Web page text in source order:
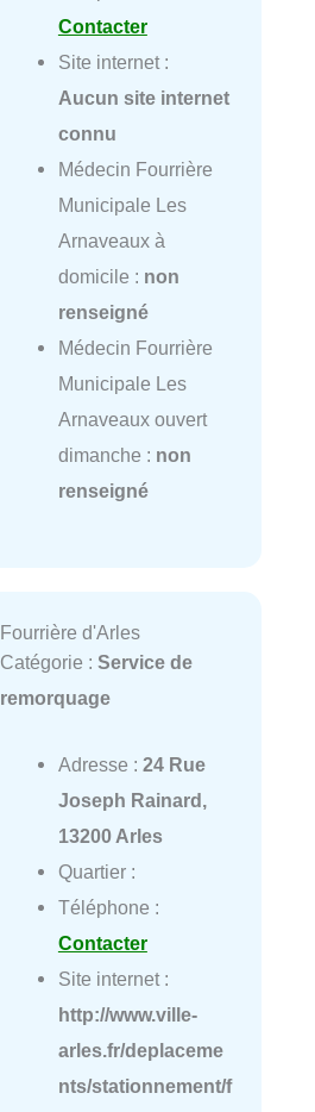
Contacter
Site internet :
Aucun site internet
connu
Médecin Fourrière
Municipale Les
Arnaveaux à
domicile : non
renseigné
Médecin Fourrière
Municipale Les
Arnaveaux ouvert
dimanche : non
renseigné
Fourrière d'Arles
Catégorie : Service de
remorquage
Adresse : 24 Rue
Joseph Rainard,
13200 Arles
Quartier :
Téléphone :
Contacter
Site internet :
http://www.ville-
arles.fr/deplaceme
nts/stationnement/f